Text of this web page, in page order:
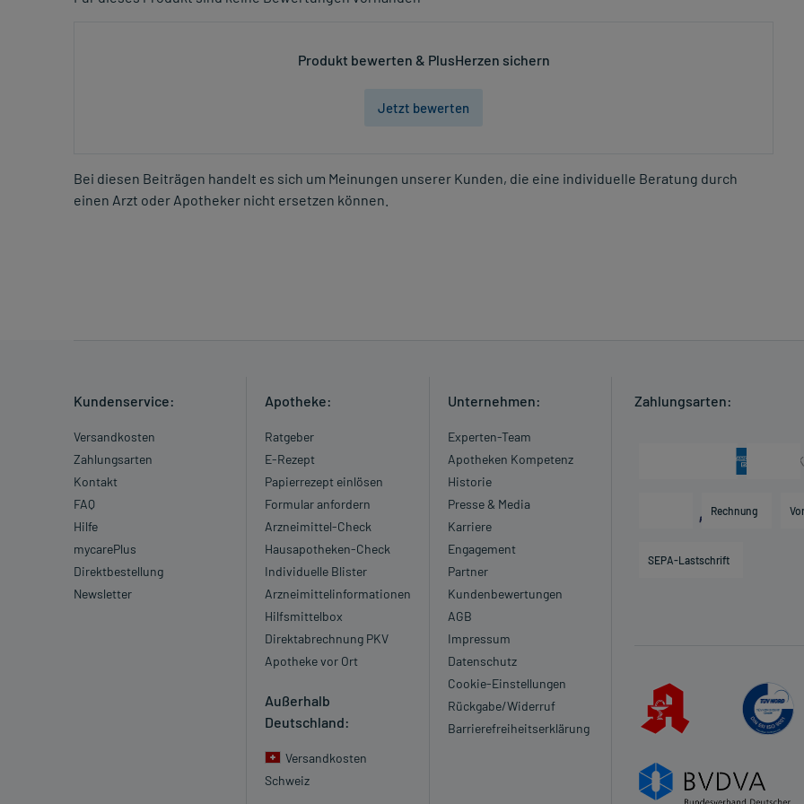
Produkt bewerten & PlusHerzen sichern
Jetzt bewerten
Bei diesen Beiträgen handelt es sich um Meinungen unserer Kunden, die eine individuelle Beratung durch
einen Arzt oder Apotheker nicht ersetzen können.
Kundenservice:
Versandkosten
Zahlungsarten
Kontakt
FAQ
Hilfe
mycarePlus
Direktbestellung
Newsletter
Apotheke:
Ratgeber
E-Rezept
Papierrezept einlösen
Formular anfordern
Arzneimittel-Check
Hausapotheken-Check
Individuelle Blister
Arzneimittelinformationen
Hilfsmittelbox
Direktabrechnung PKV
Apotheke vor Ort
Außerhalb
Deutschland:
Versandkosten
Schweiz
Unternehmen:
Experten-Team
Apotheken Kompetenz
Historie
Presse & Media
Karriere
Engagement
Partner
Kundenbewertungen
AGB
Impressum
Datenschutz
Cookie-Einstellungen
Rückgabe/Widerruf
Barrierefreiheitserklärung
Zahlungsarten:
Rechnung
SEPA-Lastschrift